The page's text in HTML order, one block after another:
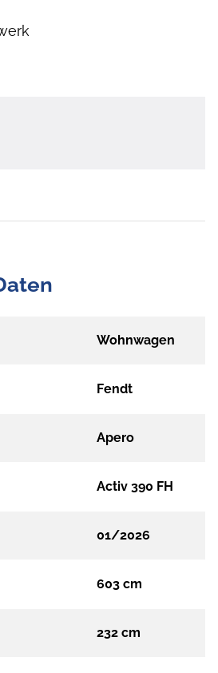
Wohnwagen
Fendt
Apero
Activ 390 FH
01/2026
603 cm
232 cm